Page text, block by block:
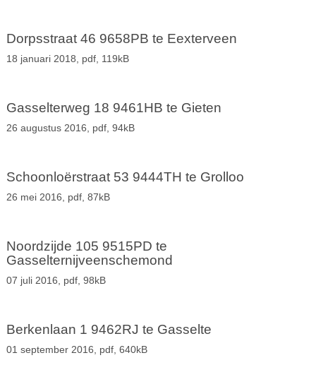
Dorpsstraat 46 9658PB te Eexterveen
18 januari 2018, pdf, 119kB
Gasselterweg 18 9461HB te Gieten
26 augustus 2016, pdf, 94kB
Schoonloërstraat 53 9444TH te Grolloo
26 mei 2016, pdf, 87kB
Noordzijde 105 9515PD te
Gasselternijveenschemond
07 juli 2016, pdf, 98kB
Berkenlaan 1 9462RJ te Gasselte
01 september 2016, pdf, 640kB